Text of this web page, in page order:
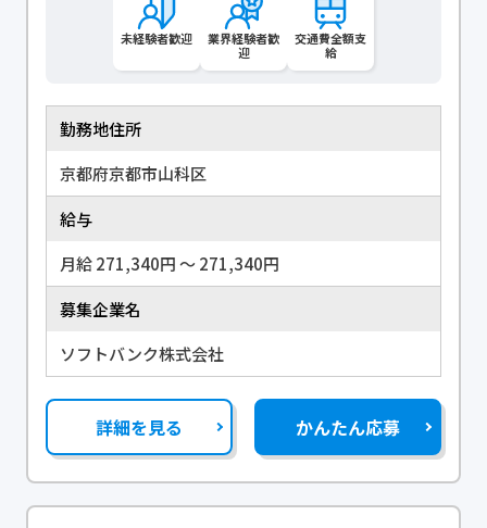
未経験者歓迎
業界経験者歓
迎
交通費全額支
給
勤務地住所
京都府京都市山科区
給与
月給 271,340円 〜 271,340円
募集企業名
ソフトバンク株式会社
詳細を見る かんたん応募